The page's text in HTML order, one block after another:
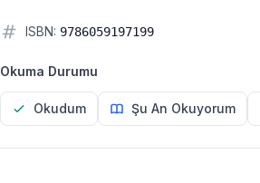
ISBN: 9786059197199
Okuma Durumu
Okudum Şu An Okuyorum